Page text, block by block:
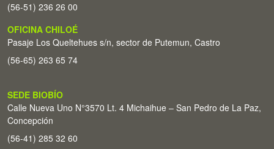
(56-51) 236 26 00
OFICINA CHILOÉ
Pasaje Los Queltehues s/n, sector de Putemun, Castro
(56-65) 263 65 74
SEDE BIOBÍO
Calle Nueva Uno N°3570 Lt. 4 Michaihue – San Pedro de La Paz,
Concepción
(56-41) 285 32 60